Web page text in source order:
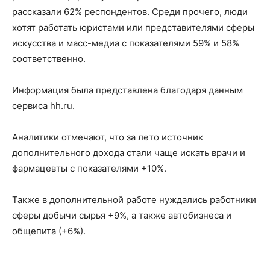
рассказали 62% респондентов. Среди прочего, люди
хотят работать юристами или представителями сферы
искусства и масс-медиа с показателями 59% и 58%
соответственно.
Информация была представлена благодаря данным
сервиса hh.ru.
Аналитики отмечают, что за лето источник
дополнительного дохода стали чаще искать врачи и
фармацевты с показателями +10%.
Также в дополнительной работе нуждались работники
сферы добычи сырья +9%, а также автобизнеса и
общепита (+6%).